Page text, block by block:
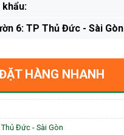
khẩu:
6: TP Thủ Đức - Sài Gòn
HÀNG NHANH
Thủ Đức - Sài Gòn